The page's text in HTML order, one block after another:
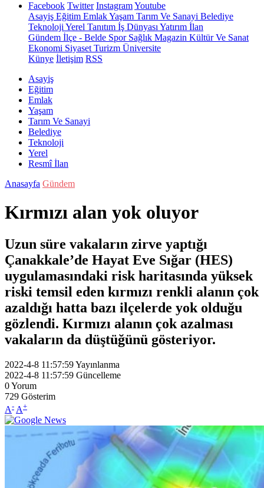
Facebook Twitter InstagramYoutube
Asayiş Eğitim EmlakYaşam Tarım Ve Sanayi Belediye
Teknoloji Yerel Tanıtım İş Dünyası Yatırım İlan
Gündem İlçe - Belde SporSağlık Magazin Kültür Ve Sanat
Ekonomi Siyaset Turizm Üniversite
Künye İletişim RSS
Asayiş
Eğitim
Emlak
Yaşam
Tarım Ve Sanayi
Belediye
Teknoloji
Yerel
Resmî İlan
Anasayfa Gündem
Kırmızı alan yok oluyor
Uzun süre vakaların zirve yaptığı
Çanakkale’de Hayat Eve Sığar (HES)
uygulamasındaki risk haritasında yüksek
riski temsil eden kırmızı renkli alanın çok
azaldığı hatta bazı ilçelerde yok olduğu
gözlendi. Kırmızı alanın çok azalması
vakaların da düştüğünü gösteriyor.
2022-4-8 11:57:59Yayınlanma
2022-4-8 11:57:59 Güncelleme
0Yorum
729 Gösterim
A- A+